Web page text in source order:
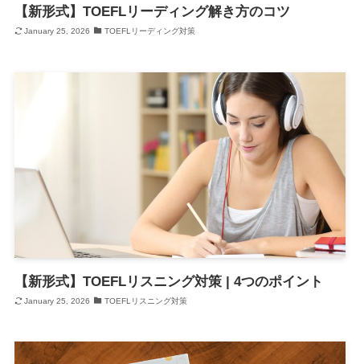
【新形式】TOEFLリーディング解き方のコツ
January 25, 2026 TOEFLリーディング対策
【新形式】TOEFLリスニング対策 | 4つのポイント
January 25, 2026 TOEFLリスニング対策